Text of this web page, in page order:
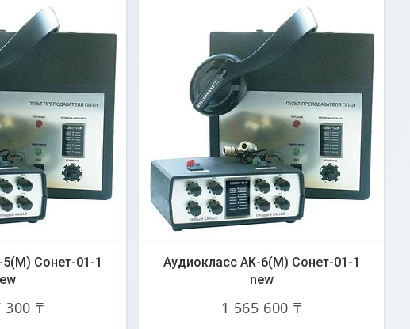
Сонет-01-1
300 ₸
Аудиокласс АК-6(М) Сонет-01-1
new
1 565 600 ₸